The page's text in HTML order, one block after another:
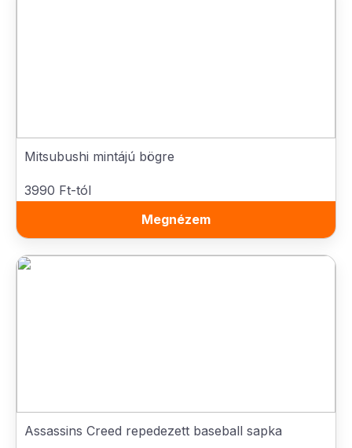
Mitsubushi mintájú bögre
3990 Ft-tól
Megnézem
Assassins Creed repedezett baseball sapka